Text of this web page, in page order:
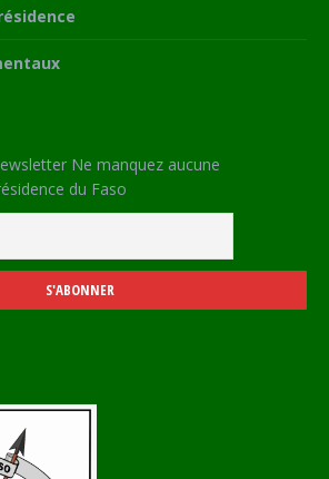
Ne manquez aucune
du Faso